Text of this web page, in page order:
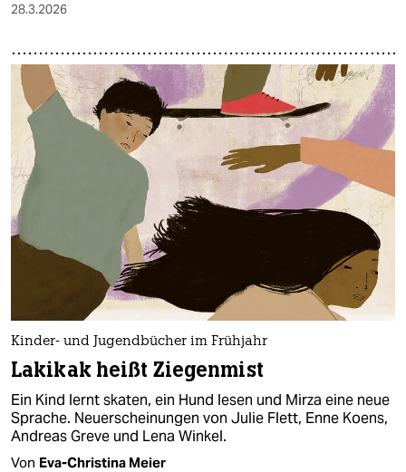
28.3.2026
Kinder- und Jugendbücher im Frühjahr
Lakikak heißt Ziegenmist
Ein Kind lernt skaten, ein Hund lesen und Mirza eine neue
Sprache. Neuerscheinungen von Julie Flett, Enne Koens,
Andreas Greve und Lena Winkel.
Von Eva-Christina Meier